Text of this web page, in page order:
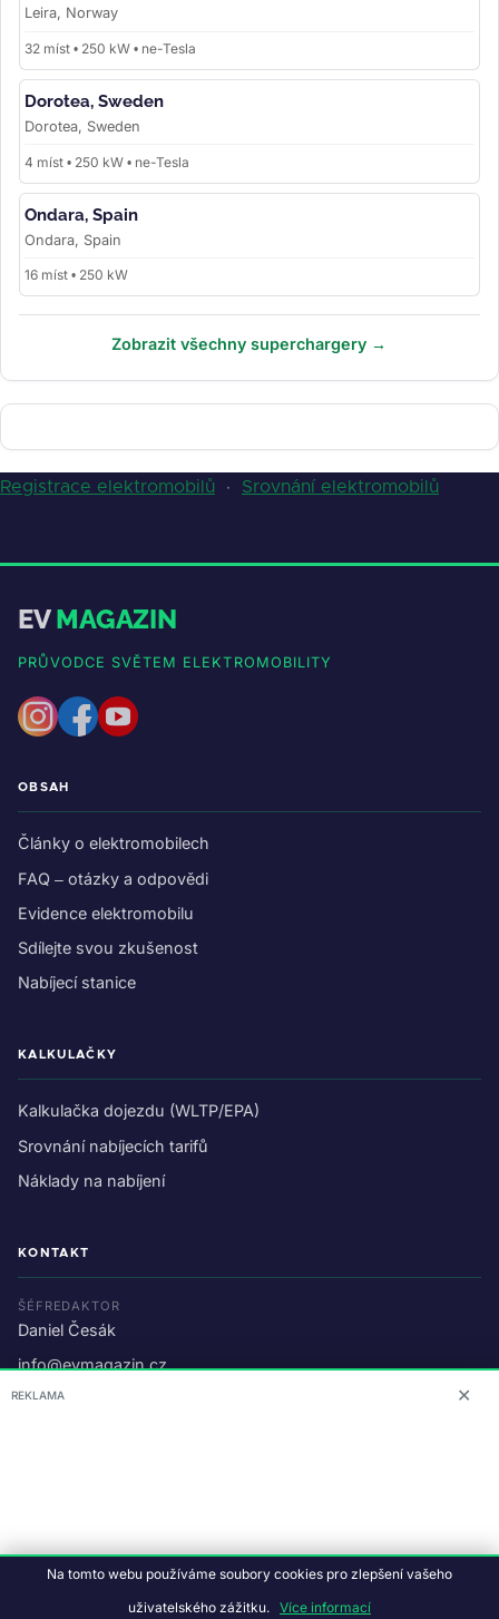
Leira, Norway
32 míst • 250 kW • ne-Tesla
Dorotea, Sweden
Dorotea, Sweden
4 míst • 250 kW • ne-Tesla
Ondara, Spain
Ondara, Spain
16 míst • 250 kW
Zobrazit všechny superchargery →
Registrace elektromobilů · Srovnání elektromobilů
EVMAGAZIN
PRŮVODCE SVĚTEM ELEKTROMOBILITY
OBSAH
Články o elektromobilech
FAQ – otázky a odpovědi
Evidence elektromobilu
Sdílejte svou zkušenost
Nabíjecí stanice
KALKULAČKY
Kalkulačka dojezdu (WLTP/EPA)
Srovnání nabíjecích tarifů
Náklady na nabíjení
KONTAKT
ŠÉFREDAKTOR
Daniel Česák
info@evmagazin.cz
O nás
© 2026 EV Magazin.Podmínky a ochrana dat.
REKLAMA ✕
Na tomto webu používáme soubory cookies pro zlepšení vašeho
uživatelského zážitku. Více informací